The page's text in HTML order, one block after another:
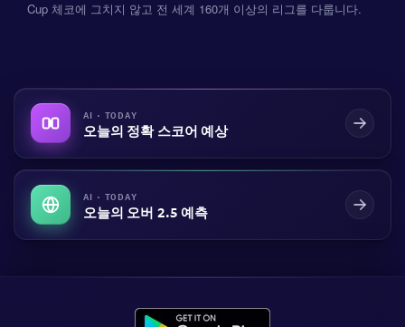
Cup 체코에 그치지 않고 전 세계 160개 이상의 리그를 다룹니다.
AI · TODAY
오늘의 정확 스코어 예상
AI · TODAY
오늘의 오버 2.5 예측